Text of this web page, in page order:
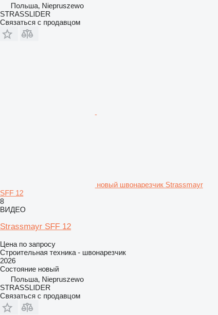
Польша, Niepruszewo
STRASSLIDER
Связаться с продавцом
новый швонарезчик Strassmayr
SFF 12
8
ВИДЕО
Strassmayr SFF 12
Цена по запросу
Строительная техника - швонарезчик
2026
Состояние новый
Польша, Niepruszewo
STRASSLIDER
Связаться с продавцом